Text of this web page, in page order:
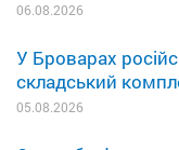
06.08.2026
У Броварах
складський
05.08.2026